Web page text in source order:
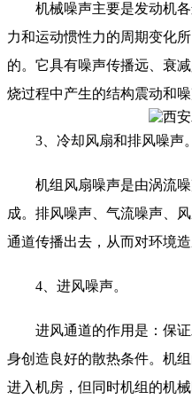
机械噪声主要是发动机各
力和运动惯性力的周期变化
的。它具有噪声传播远、衰
烧过程中产生的结构震动和噪
3、冷却风扇和排风噪声。
机组风扇噪声是由涡流噪
成。排风噪声、气流噪声、
通道传播出去，从而对环境造
4、进风噪声。
进风通道的作用是：保证
身创造良好的散热条件。机
进入机房，但同时机组的机